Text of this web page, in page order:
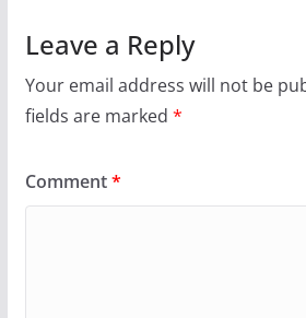
Leave a Reply
Your email address will not be
fields are marked *
Comment*